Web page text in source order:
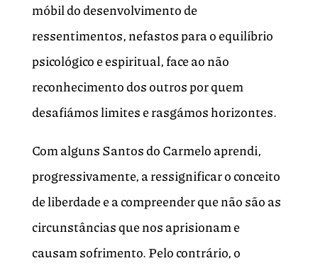
móbil do desenvolvimento de
ressentimentos, nefastos para o equilíbrio
psicológico e espiritual, face ao não
reconhecimento dos outros por quem
desafiámos limites e rasgámos horizontes.
Com alguns Santos do Carmelo aprendi,
progressivamente, a ressignificar o conceito
de liberdade e a compreender que não são as
circunstâncias que nos aprisionam e
causam sofrimento. Pelo contrário, o